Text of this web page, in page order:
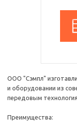
ООО "Сэмпл"
и оборудовании из
передовым
Преимущества: